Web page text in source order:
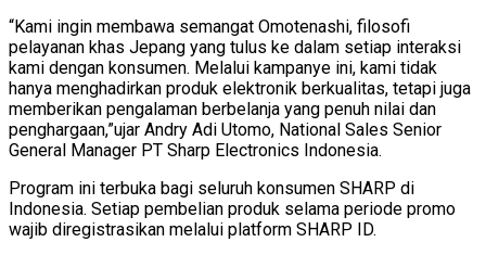
“Kami ingin membawa semangat Omotenashi, filosofi
pelayanan khas Jepang yang tulus ke dalam setiap interaksi
kami dengan konsumen. Melalui kampanye ini, kami tidak
hanya menghadirkan produk elektronik berkualitas, tetapi juga
memberikan pengalaman berbelanja yang penuh nilai dan
penghargaan,”ujar Andry Adi Utomo, National Sales Senior
General Manager PT Sharp Electronics Indonesia.
Program ini terbuka bagi seluruh konsumen SHARP di
Indonesia. Setiap pembelian produk selama periode promo
wajib diregistrasikan melalui platform SHARP ID.